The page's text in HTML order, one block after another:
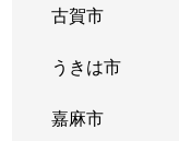
古賀市
うきは市
嘉麻市